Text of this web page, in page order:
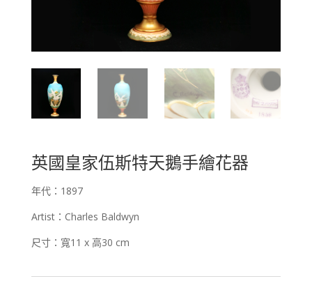
英國皇家伍斯特天鵝手繪花器
年代：1897
Artist：Charles Baldwyn
尺寸：寬11 x 高30 cm